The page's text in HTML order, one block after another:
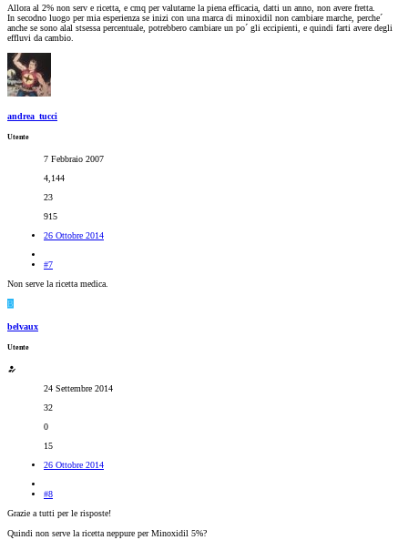
Allora al 2% non serv e ricetta, e cmq per valutarne la piena efficacia, datti un anno, non avere fretta.
In secodno luogo per mia esperienza se inizi con una marca di minoxidil non cambiare marche, perche´
anche se sono alal stsessa percentuale, potrebbero cambiare un po´ gli eccipienti, e quindi farti avere degli
effluvi da cambio.
andrea_tucci
Utente
7 Febbraio 2007
4,144
23
915
26 Ottobre 2014
#7
Non serve la ricetta medica.
B
belvaux
Utente
24 Settembre 2014
32
0
15
26 Ottobre 2014
#8
Grazie a tutti per le risposte!
Quindi non serve la ricetta neppure per Minoxidil 5%?